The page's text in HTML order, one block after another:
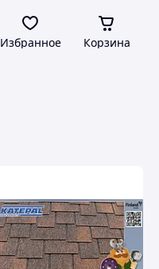
Избранное Корзина